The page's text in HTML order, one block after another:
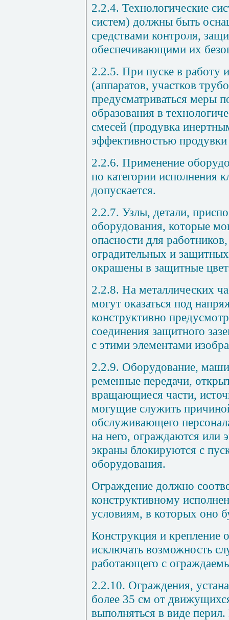
2.2.4. Технологические
систем) должны быть
средствами контроля,
обеспечивающими их
2.2.5. При пуске в работу
(аппаратов, участков
предусматриваться меры
образования в
смесей (продувка
эффективностью
2.2.6. Применение
по категории исполнения
допускается.
2.2.7. Узлы, детали,
оборудования, которые
опасности для
оградительных и
окрашены в защитные
2.2.8. На металлических
могут оказаться под
конструктивно
соединения защитного
с этими элементами
2.2.9. Оборудование,
ременные передачи,
вращающиеся части,
могущие служить
обслуживающего
на него, ограждаются или
экраны блокируются с
оборудования.
Ограждение должно
конструктивному
условиям, в которых оно
Конструкция и крепление
исключать возможность
работающего с
2.2.10. Ограждения,
более 35 см от
выполняться в виде